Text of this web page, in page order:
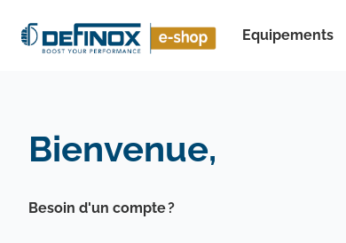
Equipements
Bienvenue,
Besoin d'un compte ?